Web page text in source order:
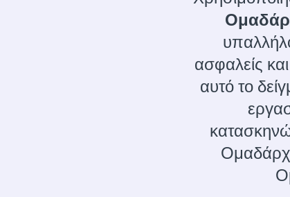
Attend webinars & events
Attend webinars & events
Attend webinars & events
ασφαλείς
αυτό το